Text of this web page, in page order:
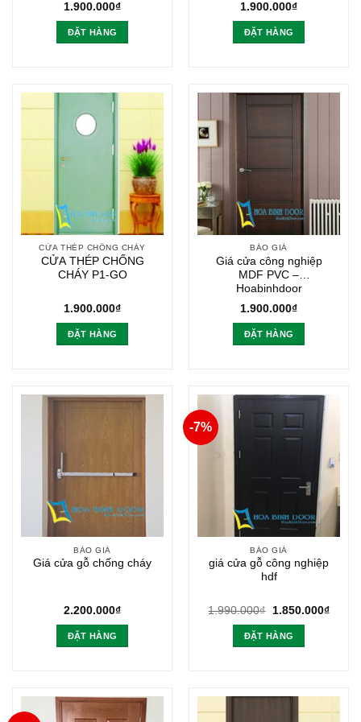
1.900.000₫
ĐẶT HÀNG
1.900.000₫
ĐẶT HÀNG
CỬA THÉP CHỐNG CHÁY
CỬA THÉP CHỐNG
CHÁY P1-GO
1.900.000₫
ĐẶT HÀNG
BÁO GIÁ
Giá cửa công nghiệp
MDF PVC –
Hoabinhdoor
1.900.000₫
ĐẶT HÀNG
BÁO GIÁ
Giá cửa gỗ chống cháy
2.200.000₫
ĐẶT HÀNG
-7%
BÁO GIÁ
giá cửa gỗ công nghiệp
hdf
1.990.000₫
Giá
là:
1.990.000₫.
1.850.000₫Giá
ĐẶT HÀNG